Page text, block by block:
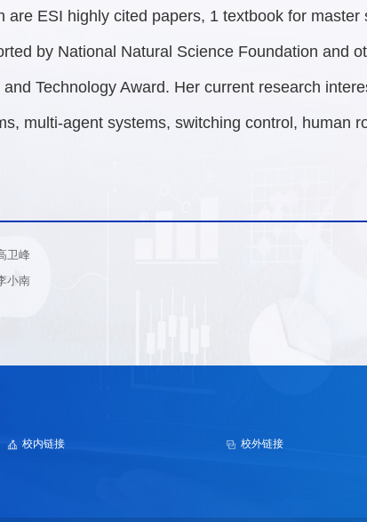
are ESI highly cited papers, 1 textbook for
by National Natural Science Foundation and
and Technology Award. Her current research
multi-agent systems, switching control, human
卫峰
小南
校内链接 校外链接